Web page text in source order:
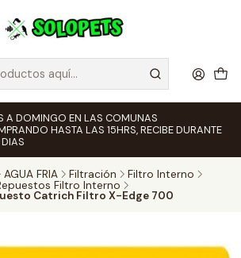
A DOMINGO EN LAS COMUNAS
HASTA LAS 15HRS, RECIBE DURANTE
AGUA FRIA Filtración
Filtro Interno
Filtro Interno
Catrich Filtro X-Edge 700